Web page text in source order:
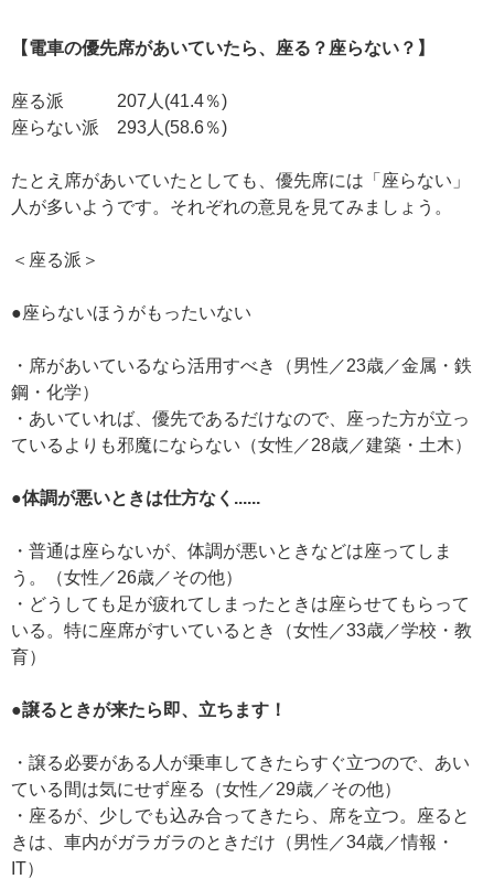
【電車の優先席があいていたら、座る？座らない？】
座る派 207人(41.4％)
座らない派 293人(58.6％)
たとえ席があいていたとしても、優先席には「座らない」
人が多いようです。それぞれの意見を見てみましょう。
＜座る派＞
●座らないほうがもったいない
・席があいているなら活用すべき（男性／23歳／金属・鉄
鋼・化学）
・あいていれば、優先であるだけなので、座った方が立っ
ているよりも邪魔にならない（女性／28歳／建築・土木）
●体調が悪いときは仕方なく......
・普通は座らないが、体調が悪いときなどは座ってしま
う。（女性／26歳／その他）
・どうしても足が疲れてしまったときは座らせてもらって
いる。特に座席がすいているとき（女性／33歳／学校・教
育）
●譲るときが来たら即、立ちます！
・譲る必要がある人が乗車してきたらすぐ立つので、あい
ている間は気にせず座る（女性／29歳／その他）
・座るが、少しでも込み合ってきたら、席を立つ。座ると
きは、車内がガラガラのときだけ（男性／34歳／情報・
IT）